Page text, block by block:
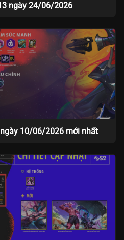
ngày 24/06/2026
10/06/2026 mới nhất